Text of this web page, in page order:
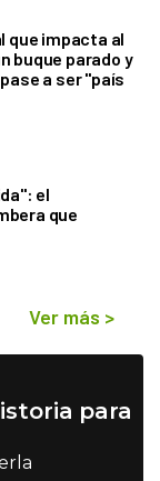
que impacta al
buque parado y
a ser "país
el
que
Ver más >
para